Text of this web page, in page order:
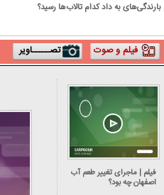
بارندگی‌های به داد کدام تالاب‌ها رسید؟
فیلم و صوت
فیلم | ماجرای تغییر طعم آب
اصفهان چه بود؟
تصـــــاویر